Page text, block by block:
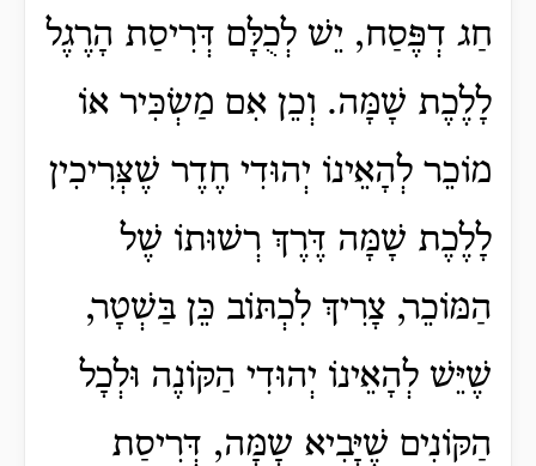
חַג דְפֶּסַח, יֵשׁ לְכֻלָּם דְּרִיסַת הָרֶגֶל
לָלֶכֶת שָׁמָּה. וְכֵן אִם מַשְׂכִּיר אוֹ
מוֹכֵר לְהָאֵינוֹ יְהוּדִי חֶדֶר שֶׁצְּרִיכִין
לָלֶכֶת שָׁמָּה דֶּרֶךְ רְשׁוּתוֹ שֶׁל
הַמּוֹכֵר, צָרִיךְ לִכְתּוֹב כֵּן בַּשְׁטָר,
שֶׁיֵּשׁ לְהָאֵינוֹ יְהוּדִי הַקּוֹנֶה וּלְכָל
הַקּוֹנִים שֶׁיָּבִיא שָמָּה, דְּרִיסַת